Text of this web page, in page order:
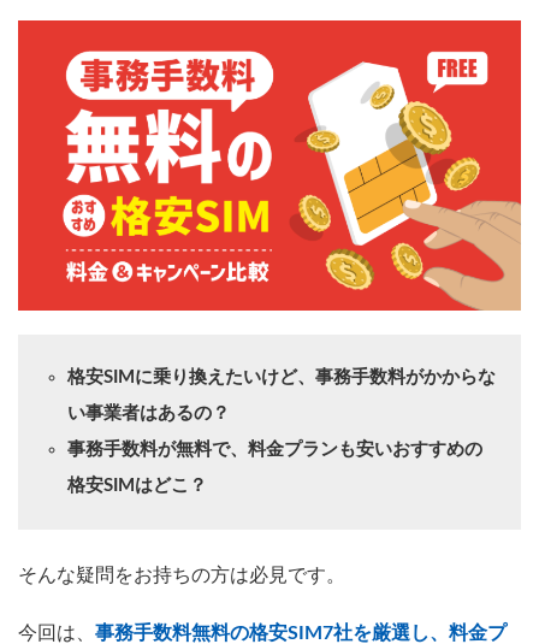
格安SIMに乗り換えたいけど、事務手数料がかからな
い事業者はあるの？
事務手数料が無料で、料金プランも安いおすすめの
格安SIMはどこ？
そんな疑問をお持ちの方は必見です。
今回は、 事務手数料無料の格安SIM7社を厳選し、料金プ